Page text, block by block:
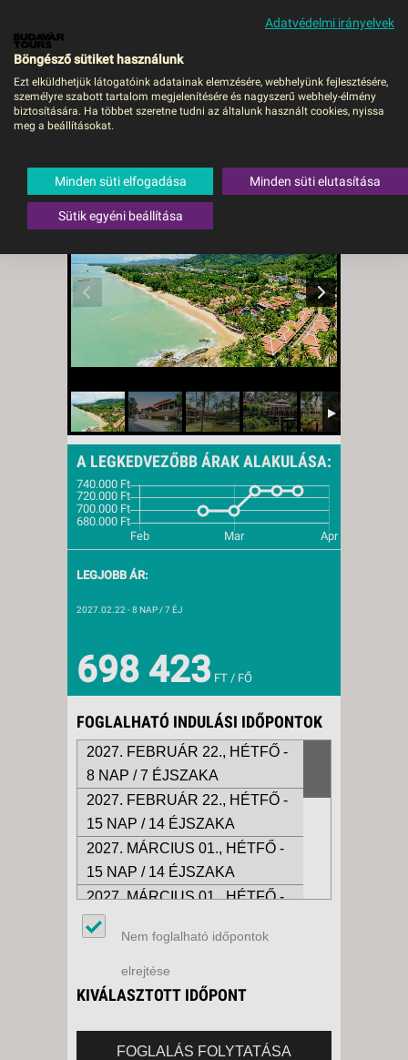
MENÜ
Khaolak Laguna Resort -
Thaiföld,Phuket,Khao Lak
A LEGKEDVEZŐBB ÁRAK ALAKULÁSA:
LEGJOBB ÁR:
2027.02.22 - 8 NAP / 7 ÉJ
698 423 FT / FŐ
FOGLALHATÓ INDULÁSI IDŐPONTOK
2027. FEBRUÁR 22., HÉTFŐ -
8 NAP / 7 ÉJSZAKA
2027. FEBRUÁR 22., HÉTFŐ -
15 NAP / 14 ÉJSZAKA
2027. MÁRCIUS 01., HÉTFŐ -
15 NAP / 14 ÉJSZAKA
2027. MÁRCIUS 01., HÉTFŐ -
8 NAP / 7 ÉJSZAKA
2027. MÁRCIUS 08., HÉTFŐ -
8 NAP / 7 ÉJSZAKA
2027. MÁRCIUS 08., HÉTFŐ -
2027. MÁRCIUS 15., HÉTFŐ -
Nem foglalható időpontok
elrejtése
KIVÁLASZTOTT IDŐPONT
FOGLALÁS FOLYTATÁSA
Adatvédelmi irányelvek
Böngésző sütiket használunk
Ezt elküldhetjük látogatóink adatainak elemzésére, webhelyünk fejlesztésére,
személyre szabott tartalom megjelenítésére és nagyszerű webhely-élmény
biztosítására. Ha többet szeretne tudni az általunk használt cookies, nyissa
meg a beállításokat.
Minden süti elfogadása Minden süti elutasítása
Sütik egyéni beállítása